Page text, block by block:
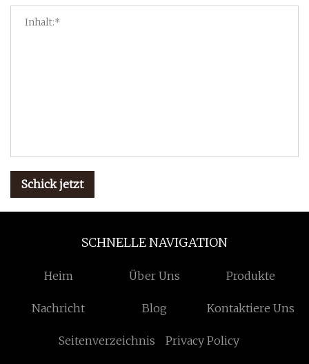
Schick jetzt
SCHNELLE NAVIGATION
Heim Über Uns Produkte
Nachricht Blog Kontaktiere Uns
Seitenverzeichnis Privacy Policy